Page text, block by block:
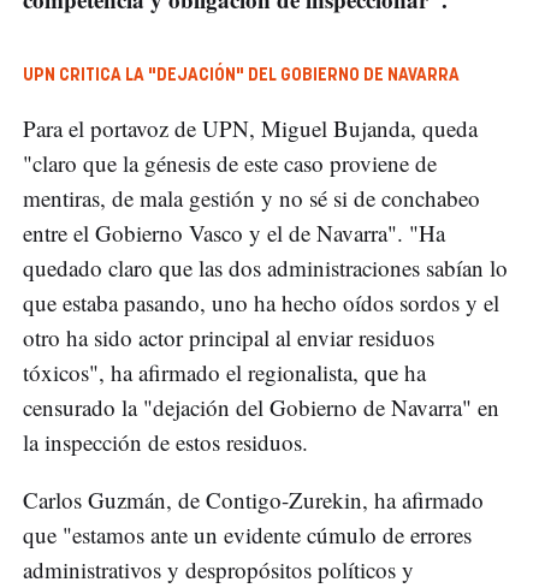
UPN CRITICA LA "DEJACIÓN" DEL GOBIERNO DE NAVARRA
Para el portavoz de UPN, Miguel Bujanda, queda
"claro que la génesis de este caso proviene de
mentiras, de mala gestión y no sé si de conchabeo
entre el Gobierno Vasco y el de Navarra". "Ha
quedado claro que las dos administraciones sabían lo
que estaba pasando, uno ha hecho oídos sordos y el
otro ha sido actor principal al enviar residuos
tóxicos", ha afirmado el regionalista, que ha
censurado la "dejación del Gobierno de Navarra" en
la inspección de estos residuos.
Carlos Guzmán, de Contigo-Zurekin, ha afirmado
que "estamos ante un evidente cúmulo de errores
administrativos y despropósitos políticos y